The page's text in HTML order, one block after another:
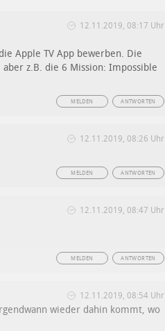
12.11.2019, 08:17 Uhr
Apple TV App bewerben. Die
z.B. die 6 Mission: Impossible
ANTWORTEN
MELDEN
12.11.2019, 08:26 Uhr
ANTWORTEN
MELDEN
12.11.2019, 08:47 Uhr
ANTWORTEN
MELDEN
12.11.2019, 08:54 Uhr
wieder dahin kommt, wo